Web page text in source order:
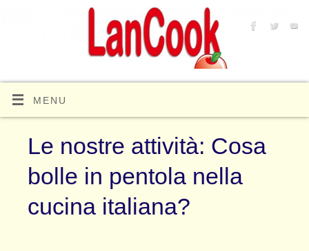
MENU
Le nostre attività: Cosa
bolle in pentola nella
cucina italiana?